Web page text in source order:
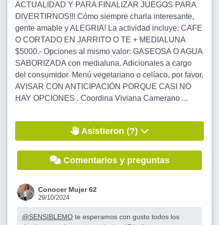
ACTUALIDAD Y PARA FINALIZAR JUEGOS PARA
DIVERTIRNOS!!! Cómo siempre charla interesante,
gente amable y ALEGRIA! La actividad incluye: CAFE
O CORTADO EN JARRITO O TE + MEDIALUNA
$5000.- Opciones al mismo valor: GASEOSA O AGUA
SABORIZADA con medialuna. Adicionales a cargo
del consumidor. Menú vegetariano o celíaco, por favor,
AVISAR CON ANTICIPACIÓN PORQUE CASI NO
HAY OPCIONES . Coordina Viviana Camerano ...
Asistieron (?)
Comentarios y preguntas
Conocer Mujer 62
29/10/2024
@SENSIBLEMO te esperamos con gusto todos los